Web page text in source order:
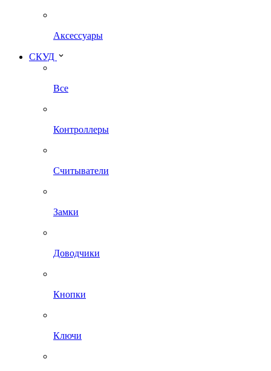
Аксессуары
СКУД
Все
Контроллеры
Считыватели
Замки
Доводчики
Кнопки
Ключи